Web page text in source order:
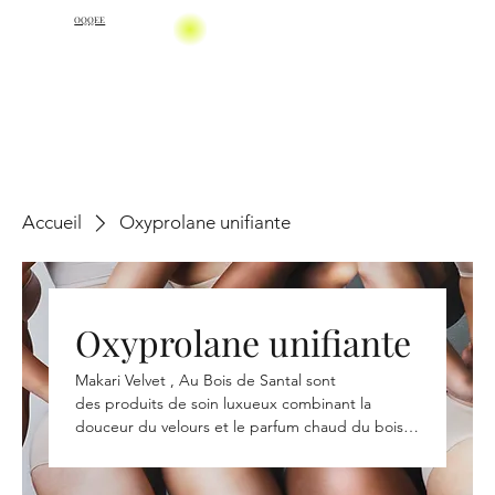
OQQEE
Accueil Oxyprolane unifiante
Oxyprolane unifiante
Makari Velvet , Au Bois de Santal sont
des produits de soin luxueux combinant la
douceur du velours et le parfum chaud du bois
son arôme boisé et ses propriétés apaisantes,